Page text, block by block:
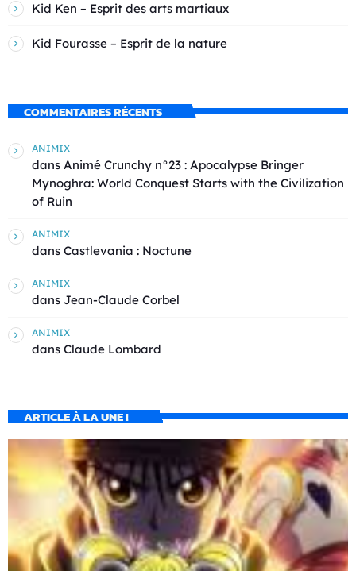
Kid Ken – Esprit des arts martiaux
Kid Fourasse – Esprit de la nature
COMMENTAIRES RÉCENTS
ANIMIX
dans Animé Crunchy n°23 : Apocalypse Bringer
Mynoghra: World Conquest Starts with the Civilization
of Ruin
ANIMIX
dans Castlevania : Noctune
ANIMIX
dans Jean-Claude Corbel
ANIMIX
dans Claude Lombard
ARTICLE À LA UNE !